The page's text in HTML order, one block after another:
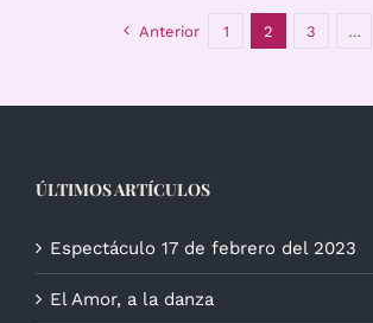
Anterior 1 2 3 …
ÚLTIMOS ARTÍCULOS
Espectáculo 17 de febrero del 2023
El Amor, a la danza